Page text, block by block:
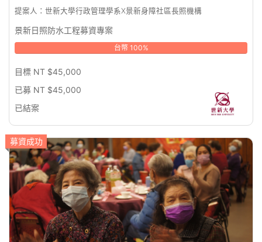
提案人：世新大學行政管理學系X景新身障社區長照機構
景新日照防水工程募資專案
台幣 100%
目標 NT $45,000
已募 NT $45,000
已結案
募資成功